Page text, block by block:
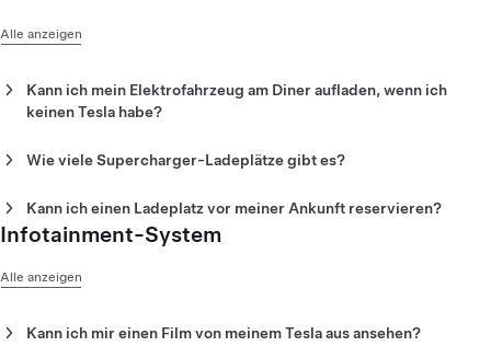
Öffentlichkeit zugänglich und bietet eine große Auswahl an
Alle anzeigen
Kann ich mein Elektrofahrzeug am Diner aufladen, wenn ich
keinen Tesla habe?
Adapter besitzen, können Sie am Tesla Diner aufladen.
Wie viele Supercharger-Ladeplätze gibt es?
Kann ich einen Ladeplatz vor meiner Ankunft reservieren?
Nein. Sie können keinen Ladeplatz vor Ihrer Ankunft
Infotainment-System
Alle anzeigen
Kann ich mir einen Film von meinem Tesla aus ansehen?